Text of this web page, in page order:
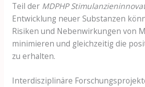
Teil der MDPHP
Entwicklung neuer Substanzen
Risiken und Nebenwirkungen von
minimieren und gleichzeitig die
zu erhalten.
Interdisziplinäre